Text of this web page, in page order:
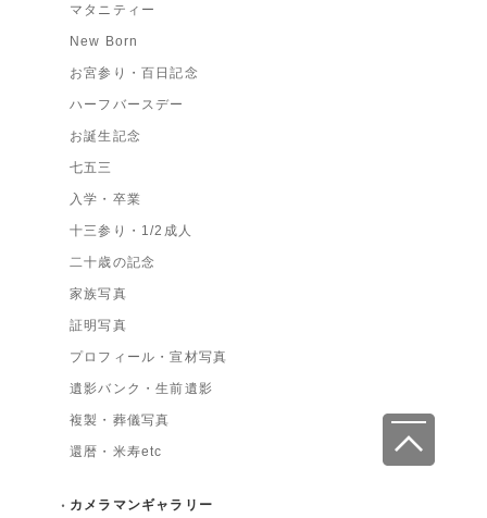
マタニティー
New Born
お宮参り・百日記念
ハーフバースデー
お誕生記念
七五三
入学・卒業
十三参り・1/2成人
二十歳の記念
家族写真
証明写真
プロフィール・宣材写真
遺影バンク・生前遺影
複製・葬儀写真
還暦・米寿etc
カメラマンギャラリー